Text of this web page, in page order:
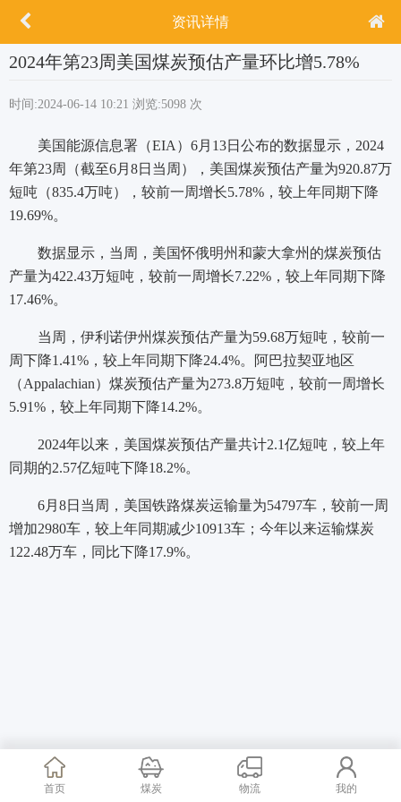
资讯详情
2024年第23周美国煤炭预估产量环比增5.78%
时间:2024-06-14 10:21 浏览:5098 次
美国能源信息署（EIA）6月13日公布的数据显示，2024
年第23周（截至6月8日当周），美国煤炭预估产量为920.87万
短吨（835.4万吨），较前一周增长5.78%，较上年同期下降
19.69%。
数据显示，当周，美国怀俄明州和蒙大拿州的煤炭预估
产量为422.43万短吨，较前一周增长7.22%，较上年同期下降
17.46%。
当周，伊利诺伊州煤炭预估产量为59.68万短吨，较前一
周下降1.41%，较上年同期下降24.4%。阿巴拉契亚地区
（Appalachian）煤炭预估产量为273.8万短吨，较前一周增长
5.91%，较上年同期下降14.2%。
2024年以来，美国煤炭预估产量共计2.1亿短吨，较上年
同期的2.57亿短吨下降18.2%。
6月8日当周，美国铁路煤炭运输量为54797车，较前一周
增加2980车，较上年同期减少10913车；今年以来运输煤炭
122.48万车，同比下降17.9%。
首页 煤炭 物流 我的